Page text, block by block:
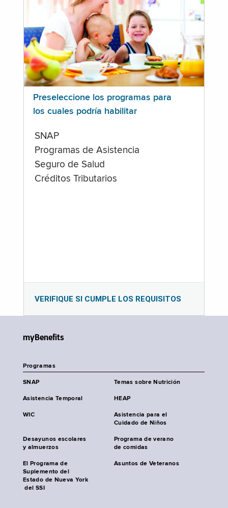
Preseleccione los programas para
los cuales podría habilitar
SNAP
Programas de Asistencia
Seguro de Salud
Créditos Tributarios
VERIFIQUE SI CUMPLE LOS REQUISITOS
myBenefits
Programas
SNAP Temas sobre Nutrición
Asistencia Temporal HEAP
WIC
Asistencia para el
Cuidado de Niños
Desayunos escolares
y almuerzos
Programa de verano
de comidas
El Programa de
Suplemento del
Estado de Nueva York
del SSI
Asuntos de Veteranos